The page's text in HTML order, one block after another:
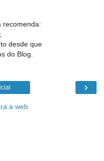
recomenda:
desde que
do Blog.
›
a web